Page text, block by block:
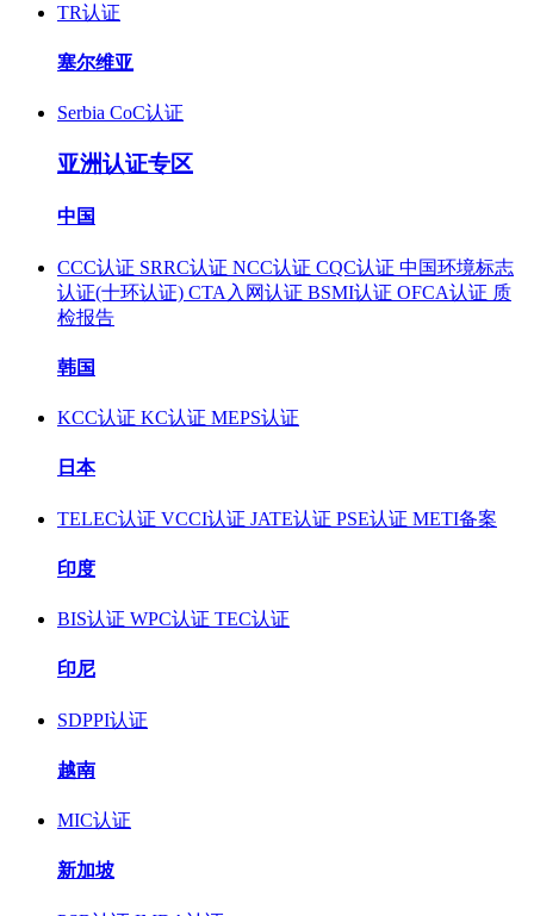
TR认证
塞尔维亚
Serbia CoC认证
亚洲认证专区
中国
CCC认证 SRRC认证 NCC认证 CQC认证 中国环境标志
认证(十环认证) CTA入网认证 BSMI认证 OFCA认证 质
检报告
韩国
KCC认证 KC认证 MEPS认证
日本
TELEC认证 VCCI认证 JATE认证 PSE认证 METI备案
印度
BIS认证 WPC认证 TEC认证
印尼
SDPPI认证
越南
MIC认证
新加坡